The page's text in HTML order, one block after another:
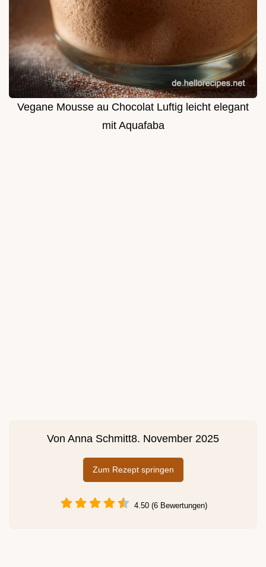
Vegane Mousse au Chocolat Luftig leicht elegant
mit Aquafaba
Von Anna Schmitt8. November 2025
Zum Rezept springen
4.50 (6 Bewertungen)